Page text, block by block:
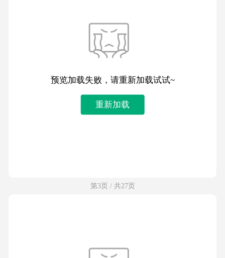
预览加载失败，请重新加载试试~
重新加载
第3页 / 共27页